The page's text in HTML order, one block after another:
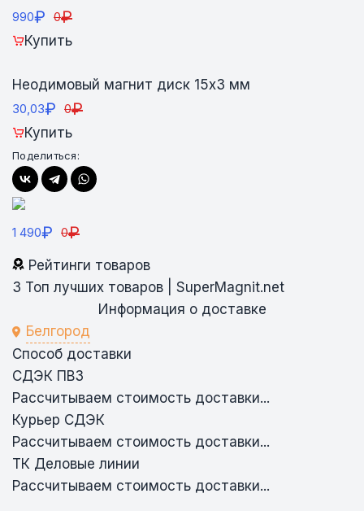
990₽ 0₽
Купить
Неодимовый магнит диск 15х3 мм
30,03₽ 0₽
Купить
Поделиться:
1 490₽ 0₽
Рейтинги товаров
3 Топ лучших товаров | SuperMagnit.net
Информация о доставке
Белгород
Способ доставки
СДЭК ПВЗ
Рассчитываем стоимость доставки...
Курьер СДЭК
Рассчитываем стоимость доставки...
ТК Деловые линии
Рассчитываем стоимость доставки...